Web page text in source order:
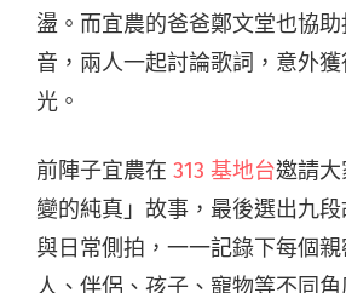
盪。而宜農的爸爸鄭文堂也協
音，兩人一起討論歌詞，意外
光。
前陣子宜農在 313 基地台邀請
變的純真」故事，最後選出九
與日常側拍，一一記錄下每個
人、伴侶、孩子、寵物等不同